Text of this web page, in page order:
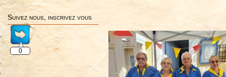
Suivez nous, inscrivez vous
0